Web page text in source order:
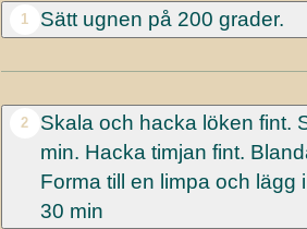
1 Sätt ugnen på 200 grader.
2
Skala och hacka löken fint.
min. Hacka timjan fint.
Forma till en limpa och lägg
30 min